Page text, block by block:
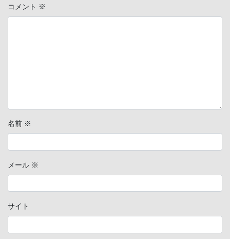
コメント ※
名前 ※
メール ※
サイト